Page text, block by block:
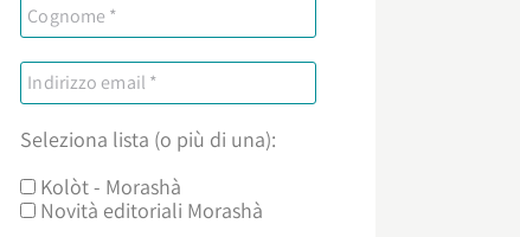
Seleziona lista (o più di una):
Kolòt - Morashà
Novità editoriali Morashà